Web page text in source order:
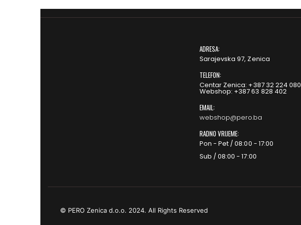
ADRESA:
Sarajevska 97, Zenica
TELEFON:
Centar Zenica: +387 32 224 080
Webshop: +387 63 828 402
EMAIL:
webshop@pero.ba
RADNO VRIJEME:
Pon - Pet / 08:00 - 17:00
Sub / 08:00 - 17:00
© PERO Zenica d.o.o. 2024. All Rights Reserved